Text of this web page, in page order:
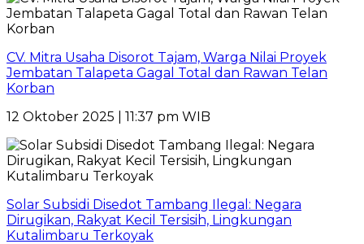
CV. Mitra Usaha Disorot Tajam, Warga Nilai Proyek
Jembatan Talapeta Gagal Total dan Rawan Telan
Korban
12 Oktober 2025 | 11:37 pm WIB
Solar Subsidi Disedot Tambang Ilegal: Negara
Dirugikan, Rakyat Kecil Tersisih, Lingkungan
Kutalimbaru Terkoyak